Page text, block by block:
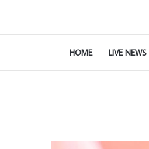
HOME LIVE NEWS